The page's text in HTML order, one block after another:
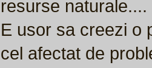
resurse naturale....
E usor sa creezi o
cel afectat de